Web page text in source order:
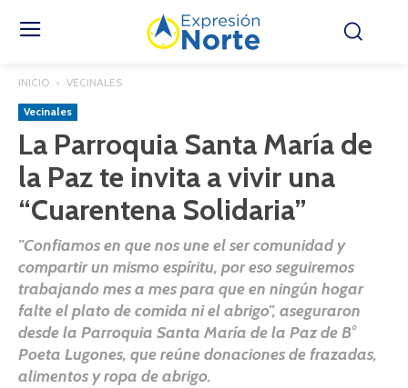
INICIO VECINALES
Vecinales
La Parroquia Santa María de
la Paz te invita a vivir una
“Cuarentena Solidaria”
"Confiamos en que nos une el ser comunidad y
compartir un mismo espíritu, por eso seguiremos
trabajando mes a mes para que en ningún hogar
falte el plato de comida ni el abrigo", aseguraron
desde la Parroquia Santa María de la Paz de B°
Poeta Lugones, que reúne donaciones de frazadas,
alimentos y ropa de abrigo.